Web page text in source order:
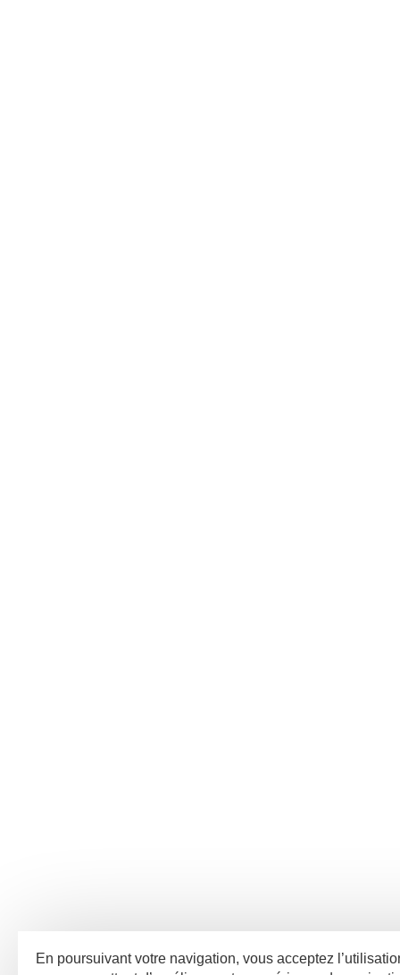
En poursuivant votre navigation, vous acceptez